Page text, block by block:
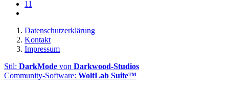
11
Datenschutzerklärung
Kontakt
Impressum
Stil: DarkMode von Darkwood-Studios
Community-Software: WoltLab Suite™